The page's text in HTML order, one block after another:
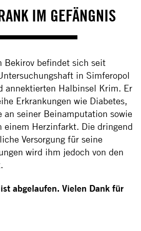
IM GEFÄNGNIS
Bekirov befindet sich seit
in Simferopol
annektierten Halbinsel Krim. Er
Erkrankungen wie Diabetes,
an seiner Beinamputation sowie
einem Herzinfarkt. Die dringend
Versorgung für seine
wird ihm jedoch von den
abgelaufen. Vielen Dank für